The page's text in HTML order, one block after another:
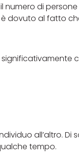
numero di
è dovuto al fatto
all’altro.
tempo.